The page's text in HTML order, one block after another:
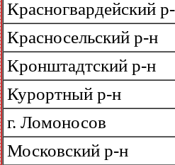
Красногвардейский
Красносельский р-н
Кронштадтский р-н
Курортный р-н
г. Ломоносов
Московский р-н